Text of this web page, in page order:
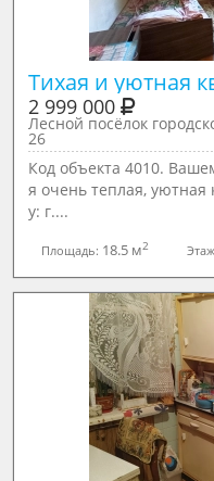
Тихая и уютная
2 999 000
Лесной посёлок
26
Код объекта 4010.
я очень теплая, уютная
у: г....
Площадь: 18.5 м2